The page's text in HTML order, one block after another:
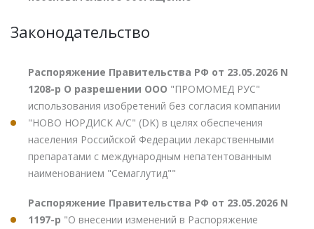
Законодательство
Распоряжение Правительства РФ от 23.05.2026 N
1208-р О разрешении ООО "ПРОМОМЕД РУС"
использования изобретений без согласия компании
"НОВО НОРДИСК А/С" (DK) в целях обеспечения
населения Российской Федерации лекарственными
препаратами с международным непатентованным
наименованием "Семаглутид""
Распоряжение Правительства РФ от 23.05.2026 N
1197-р "О внесении изменений в Распоряжение